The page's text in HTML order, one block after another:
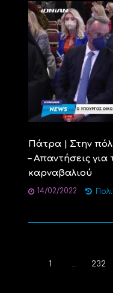
Πάτρα | Στην
– Απαντήσεις
καρναβαλιού
14/02/2022
1 232